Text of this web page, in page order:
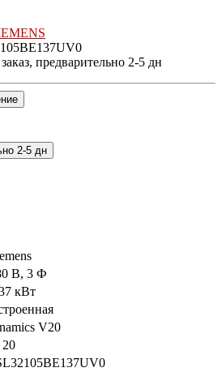
предварительно 2-5 дн
2-5 дн
В, 3 Ф
кВт
V20
20